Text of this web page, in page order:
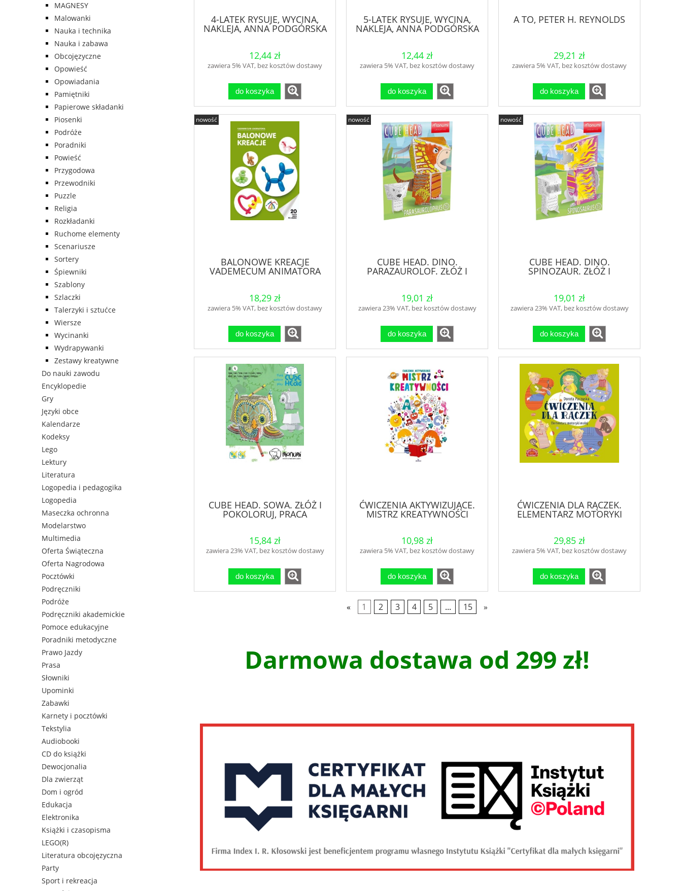
MAGNESY
Malowanki
Nauka i technika
Nauka i zabawa
Obcojęzyczne
Opowieść
Opowiadania
Pamiętniki
Papierowe składanki
Piosenki
Podróże
Poradniki
Powieść
Przygodowa
Przewodniki
Puzzle
Religia
Rozkładanki
Ruchome elementy
Scenariusze
Sortery
Śpiewniki
Szablony
Szlaczki
Talerzyki i sztućce
Wiersze
Wycinanki
Wydrapywanki
Zestawy kreatywne
Do nauki zawodu
Encyklopedie
Gry
Języki obce
Kalendarze
Kodeksy
Lego
Lektury
Literatura
Logopedia i pedagogika
Logopedia
Maseczka ochronna
Modelarstwo
Multimedia
Oferta Świąteczna
Oferta Nagrodowa
Pocztówki
Podręczniki
Podróże
Podręczniki akademickie
Pomoce edukacyjne
Poradniki metodyczne
Prawo Jazdy
Prasa
Słowniki
Upominki
Zabawki
Karnety i pocztówki
Tekstylia
Audiobooki
CD do książki
Dewocjonalia
Dla zwierząt
Dom i ogród
Edukacja
Elektronika
Książki i czasopisma
LEGO(R)
Literatura obcojęzyczna
Party
Sport i rekreacja
4-LATEK RYSUJE, WYCINA,
NAKLEJA, ANNA PODGÓRSKA
12,44 zł
zawiera 5% VAT, bez kosztów dostawy
do koszyka
5-LATEK RYSUJE, WYCINA,
NAKLEJA, ANNA PODGÓRSKA
12,44 zł
zawiera 5% VAT, bez kosztów dostawy
do koszyka
A TO, PETER H. REYNOLDS
29,21 zł
zawiera 5% VAT, bez kosztów dostawy
do koszyka
BALONOWE KREACJE
VADEMECUM ANIMATORA
18,29 zł
zawiera 5% VAT, bez kosztów dostawy
do koszyka
nowość
CUBE HEAD. DINO.
PARAZAUROLOF. ZŁÓŻ I
19,01 zł
zawiera 23% VAT, bez kosztów dostawy
do koszyka
nowość
CUBE HEAD. DINO.
SPINOZAUR. ZŁÓŻ I
19,01 zł
zawiera 23% VAT, bez kosztów dostawy
do koszyka
nowość
CUBE HEAD. SOWA. ZŁÓŻ I
POKOLORUJ, PRACA
ZBIOROWA
15,84 zł
zawiera 23% VAT, bez kosztów dostawy
do koszyka
ĆWICZENIA AKTYWIZUJĄCE.
MISTRZ KREATYWNOŚCI
10,98 zł
zawiera 5% VAT, bez kosztów dostawy
do koszyka
ĆWICZENIA DLA RĄCZEK.
ELEMENTARZ MOTORYKI
29,85 zł
zawiera 5% VAT, bez kosztów dostawy
do koszyka
« 1 2 3 4 5 ... 15 »
Darmowa dostawa od 299 zł!